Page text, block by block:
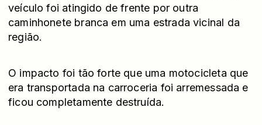
veículo foi atingido de frente por outra
caminhonete branca em uma estrada vicinal da
região.
O impacto foi tão forte que uma motocicleta que
era transportada na carroceria foi arremessada e
ficou completamente destruída.